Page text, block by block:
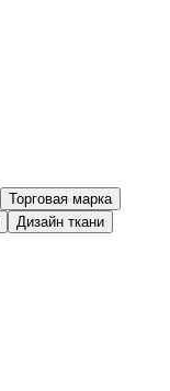
Торговая марка
Дизайн ткани